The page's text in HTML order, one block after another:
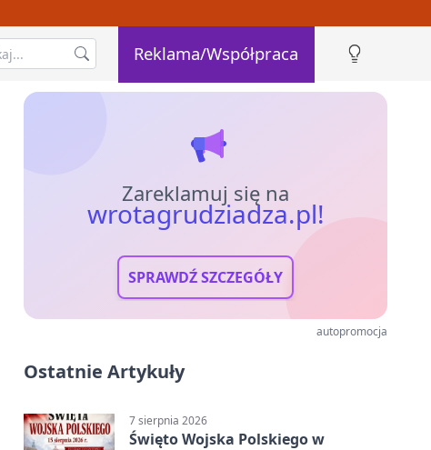
Reklama/Współpraca
Zareklamuj się na
wrotagrudziadza.pl!
SPRAWDŹ SZCZEGÓŁY
autopromocja
Ostatnie Artykuły
7 sierpnia 2026
Święto Wojska Polskiego w